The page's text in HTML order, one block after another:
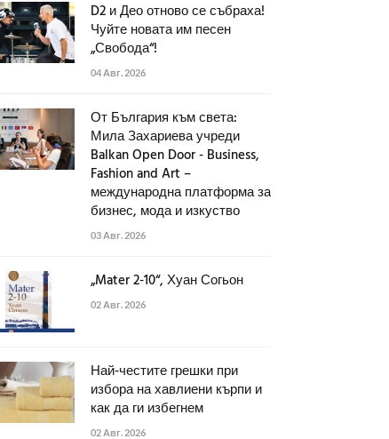
D2 и Део отново се събраха!
Чуйте новата им песен
„Свобода“!
04 Авг. 2026
От България към света:
Мила Захариева учреди
Balkan Open Door - Business,
Fashion and Art –
международна платформа за
бизнес, мода и изкуство
03 Авг. 2026
„Mater 2-10“, Хуан Согьон
02 Авг. 2026
Най-честите грешки при
избора на хавлиени кърпи и
как да ги избегнем
02 Авг. 2026